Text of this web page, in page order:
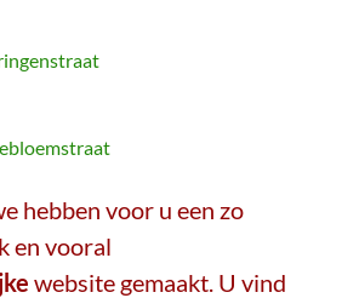
hebben voor u een zo
en vooral
website gemaakt. U vind